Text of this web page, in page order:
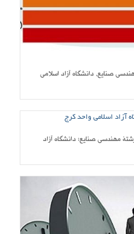
صنایع، دانشگاه آزاد اسلامی
مهندسی صنایع؛ دانشگاه آزاد